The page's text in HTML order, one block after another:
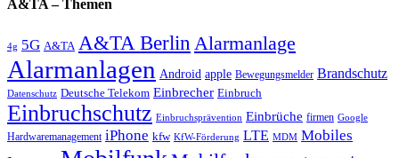
A&TA – Themen
4g 5G A&TA A&TA Berlin Alarmanlage
Alarmanlagen Android apple Bewegungsmelder Brandschutz
Datenschutz Deutsche Telekom Einbrecher Einbruch
Einbruchschutz Einbruchsprävention Einbrüche firmen Google
Hardwaremanagement iPhone kfw KfW-Förderung LTE MDM Mobiles